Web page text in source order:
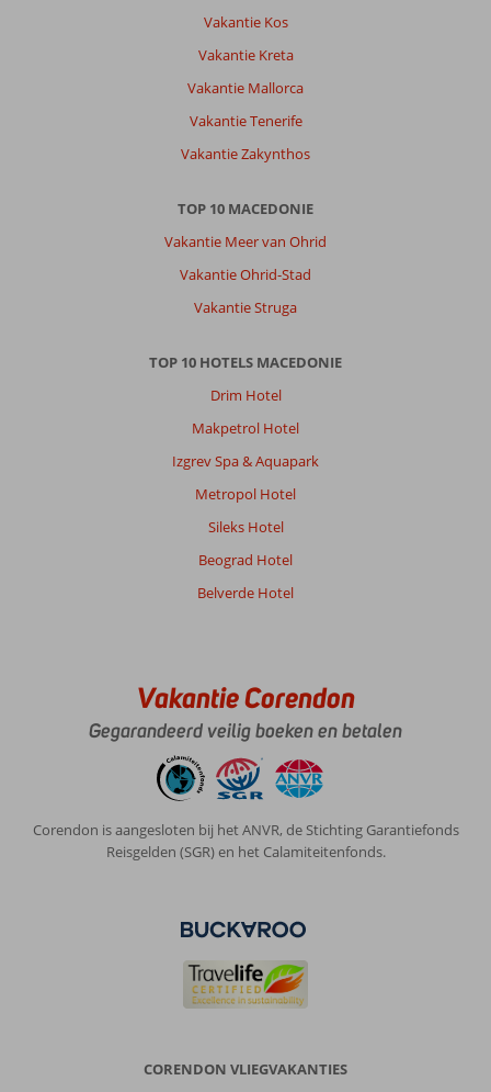
Vakantie Kos
Vakantie Kreta
Vakantie Mallorca
Vakantie Tenerife
Vakantie Zakynthos
TOP 10 MACEDONIE
Vakantie Meer van Ohrid
Vakantie Ohrid-Stad
Vakantie Struga
TOP 10 HOTELS MACEDONIE
Drim Hotel
Makpetrol Hotel
Izgrev Spa & Aquapark
Metropol Hotel
Sileks Hotel
Beograd Hotel
Belverde Hotel
Vakantie Corendon
Gegarandeerd veilig boeken en betalen
Corendon is aangesloten bij het ANVR, de Stichting Garantiefonds
Reisgelden (SGR) en het Calamiteitenfonds.
CORENDON VLIEGVAKANTIES